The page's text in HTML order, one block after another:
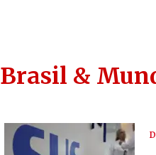
Brasil &